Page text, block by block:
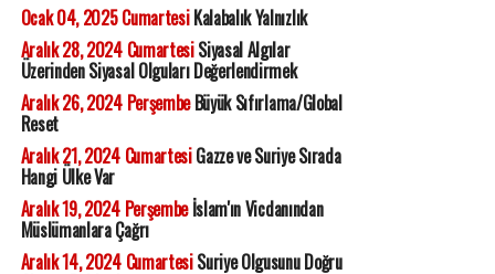
Ocak 04, 2025 CumartesiKalabalık Yalnızlık
Aralık 28, 2024 CumartesiSiyasal Algılar
Üzerinden Siyasal Olguları Değerlendirmek
Aralık 26, 2024 PerşembeBüyük Sıfırlama/Global
Reset
Aralık 21, 2024 CumartesiGazze ve Suriye Sırada
Hangi Ülke Var
Aralık 19, 2024 Perşembeİslam'ın Vicdanından
Müslümanlara Çağrı
Aralık 14, 2024 CumartesiSuriye Olgusunu Doğru